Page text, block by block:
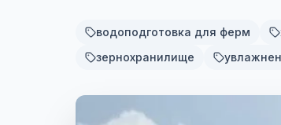
водоподготовка для ферм
зернохранилище